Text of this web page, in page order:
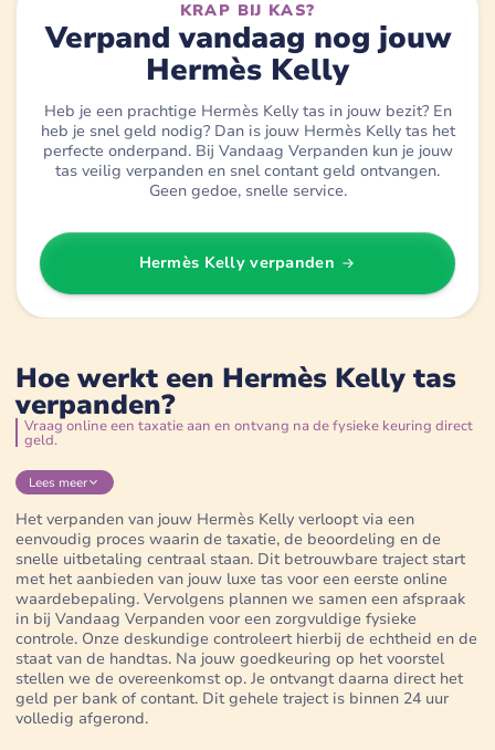
KRAP BIJ KAS?
Verpand vandaag nog jouw
Hermès Kelly
Heb je een prachtige Hermès Kelly tas in jouw bezit? En
heb je snel geld nodig? Dan is jouw Hermès Kelly tas het
perfecte onderpand. Bij Vandaag Verpanden kun je jouw
tas veilig verpanden en snel contant geld ontvangen.
Geen gedoe, snelle service.
Hermès Kelly verpanden
Hoe werkt een Hermès Kelly tas
verpanden?
Vraag online een taxatie aan en ontvang na de fysieke keuring direct
geld.
Lees meer
Het verpanden van jouw Hermès Kelly verloopt via een
eenvoudig proces waarin de taxatie, de beoordeling en de
snelle uitbetaling centraal staan. Dit betrouwbare traject start
met het aanbieden van jouw luxe tas voor een eerste online
waardebepaling. Vervolgens plannen we samen een afspraak
in bij Vandaag Verpanden voor een zorgvuldige fysieke
controle. Onze deskundige controleert hierbij de echtheid en de
staat van de handtas. Na jouw goedkeuring op het voorstel
stellen we de overeenkomst op. Je ontvangt daarna direct het
geld per bank of contant. Dit gehele traject is binnen 24 uur
volledig afgerond.